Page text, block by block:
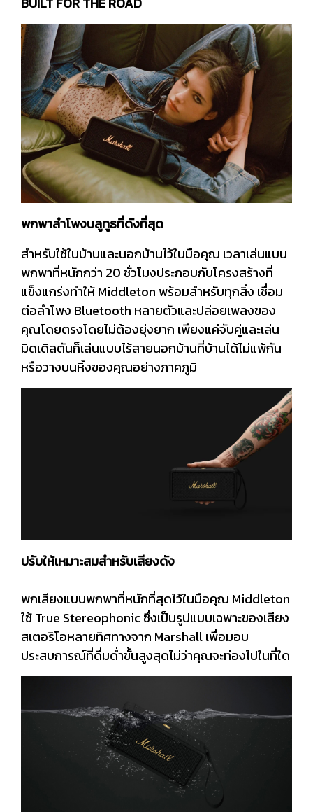
พกพาลำโพงบลูทูธที่ดังที่สุด
สำหรับใช้ในบ้านและนอกบ้านไว้ในมือคุณ เวลาเล่นแบบ
พกพาที่หนักกว่า 20 ชั่วโมงประกอบกับโครงสร้างที่
แข็งแกร่งทำให้ Middleton พร้อมสำหรับทุกสิ่ง เชื่อม
ต่อลำโพง Bluetooth หลายตัวและปล่อยเพลงของ
คุณโดยตรงโดยไม่ต้องยุ่งยาก เพียงแค่จับคู่และเล่น
มิดเดิลตันก็เล่นแบบไร้สายนอกบ้านที่บ้านได้ไม่แพ้กัน
หรือวางบนหิ้งของคุณอย่างภาคภูมิ
ปรับให้เหมาะสมสำหรับเสียงดัง
พกเสียงแบบพกพาที่หนักที่สุดไว้ในมือคุณ Middleton
ใช้ True Stereophonic ซึ่งเป็นรูปแบบเฉพาะของเสียง
สเตอริโอหลายทิศทางจาก Marshall เพื่อมอบ
ประสบการณ์ที่ดื่มด่ำขั้นสูงสุดไม่ว่าคุณจะท่องไปในที่ใด